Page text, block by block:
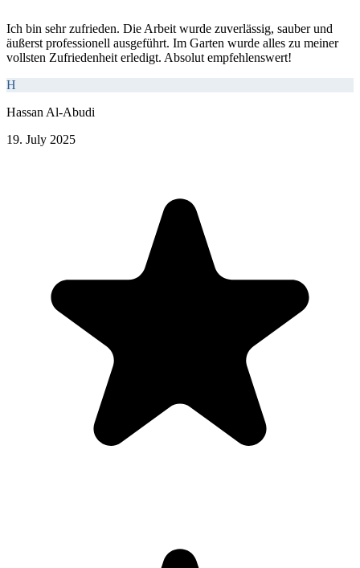
Ich bin sehr zufrieden. Die Arbeit wurde zuverlässig, sauber und
äußerst professionell ausgeführt. Im Garten wurde alles zu meiner
vollsten Zufriedenheit erledigt. Absolut empfehlenswert!
H
Hassan Al-Abudi
19. July 2025